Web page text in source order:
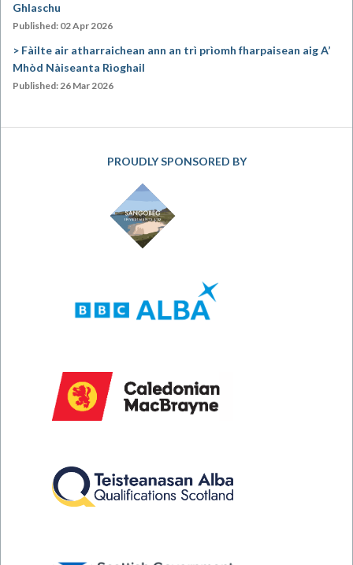
Ghlaschu
Published: 02 Apr 2026
Fàilte air atharraichean ann an trì prìomh fharpaisean aig A’
Mhòd Nàiseanta Rìoghail
Published: 26 Mar 2026
PROUDLY SPONSORED BY